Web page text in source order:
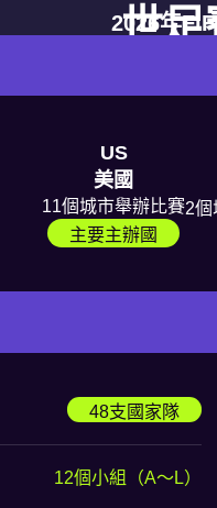
世足
2026年
US
美國
11個城市舉辦比賽
主要主辦國
2個
48支國家隊
12個小組（A～L）